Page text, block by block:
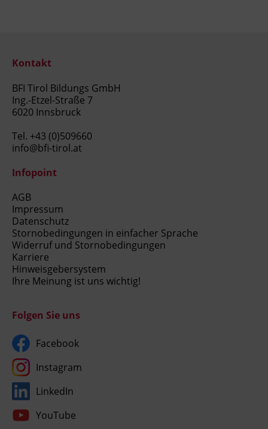
Kontakt
BFI Tirol Bildungs GmbH
Ing.-Etzel-Straße 7
6020 Innsbruck
Tel. +43 (0)509660
info@bfi-tirol.at
Infopoint
AGB
Impressum
Datenschutz
Stornobedingungen in einfacher Sprache
Widerruf und Stornobedingungen
Karriere
Hinweisgebersystem
Ihre Meinung ist uns wichtig!
Folgen Sie uns
Facebook
Instagram
LinkedIn
YouTube